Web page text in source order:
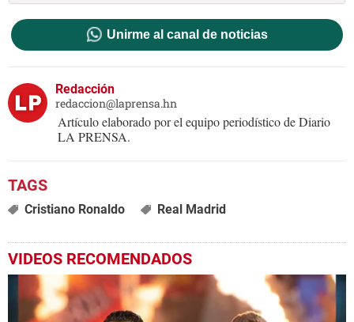
Unirme al canal de noticias
Redacción
redaccion@laprensa.hn
Artículo elaborado por el equipo periodístico de Diario
LA PRENSA.
Cristiano Ronaldo Real Madrid
VIDEOS RECOMENDADOS